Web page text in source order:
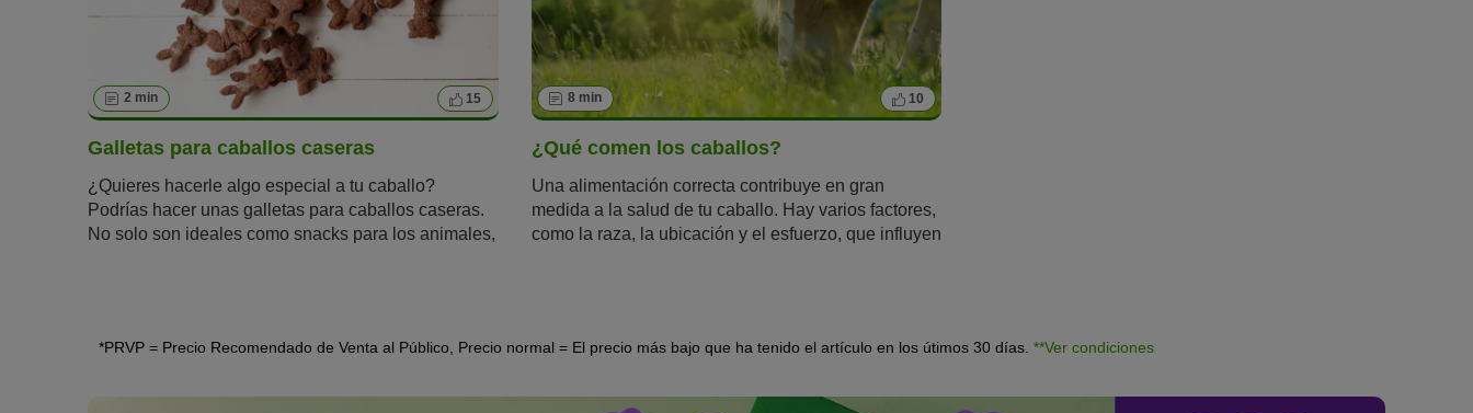
2 min 15
Galletas para caballos caseras
¿Quieres hacerle algo especial a tu caballo?
Podrías hacer unas galletas para caballos caseras.
No solo son ideales como snacks para los animales,
éxito.
8 min 10
¿Qué comen los caballos?
Una alimentación correcta contribuye en gran
medida a la salud de tu caballo. Hay varios factores,
como la raza, la ubicación y el esfuerzo, que influyen
*PRVP = Precio Recomendado de Venta al Público, Precio normal = El precio más bajo que ha tenido el artículo en los útimos 30 días. **Ver condiciones